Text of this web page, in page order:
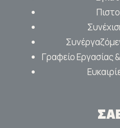
Γραφείο Εργασίας